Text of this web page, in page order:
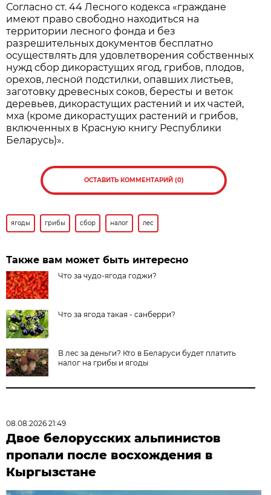
Согласно ст. 44 Лесного кодекса «граждане
имеют право свободно находиться на
территории лесного фонда и без
разрешительных документов бесплатно
осуществлять для удовлетворения собственных
нужд сбор дикорастущих ягод, грибов, плодов,
орехов, лесной подстилки, опавших листьев,
заготовку древесных соков, бересты и веток
деревьев, дикорастущих растений и их частей,
мха (кроме дикорастущих растений и грибов,
включенных в Красную книгу Республики
Беларусь)».
ОСТАВИТЬ КОММЕНТАРИЙ (0)
ягоды грибы сбор налог лес
Также вам может быть интересно
Что за чудо-ягода годжи?
Что за ягода такая - санберри?
В лес за деньги? Кто в Беларуси будет платить
налог на грибы и ягоды
08.08.2026 21:49
Двое белорусских альпинистов
пропали после восхождения в
Кыргызстане